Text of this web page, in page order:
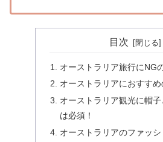
目次
オーストラリア旅行にNG
オーストラリアにおすすめ
オーストラリア観光に帽
は必須！
オーストラリアのファッ